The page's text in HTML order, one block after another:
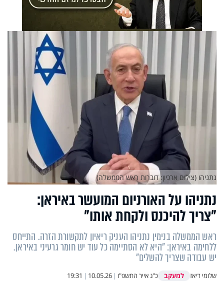
נתניהו על האורניום המועשר באיראן:
"צריך להיכנס ולקחת אותו"
ראש הממשלה בנימין נתניהו העניק ריאיון לתקשורת הזרה. התייחס
ללחימה באיראן: "היא לא הסתיימה כל עוד יש חומר גרעיני באיראן.
יש עבודה שצריך להשלים"
שלומי דיאז למעקב כ"ג אייר התשפ"ו |
10.05.26
|
19:31
נתניהו (צילום ארכיון: דוברות ראש הממשלה)